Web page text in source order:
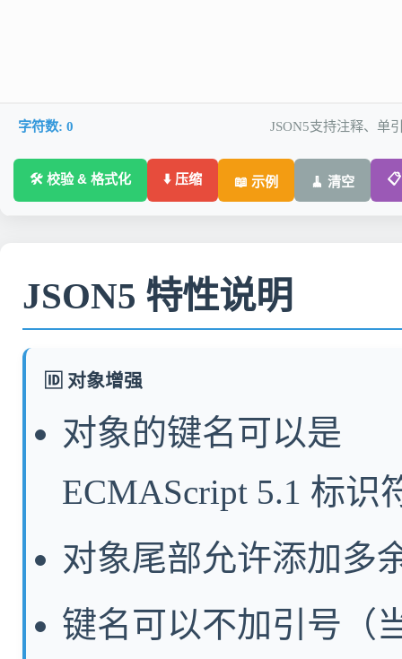
字符数: 0 JSON5支持注释、单
🛠️ 校验 & 格式化 ⬇️ 压缩 📖 示例 🧹 清空
JSON5 特性说明
🆔 对象增强
对象的键名可以是
ECMAScript 5.1 标识
对象尾部允许添加多
键名可以不加引号（